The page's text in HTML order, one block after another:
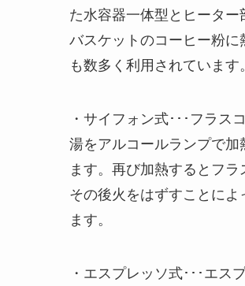
た水容器一体型とヒーター
バスケットのコーヒー粉
も数多く利用されています。
・サイフォン式･･･フラ
湯をアルコールランプで
ます。再び加熱するとフ
その後火をはずすことに
ます。
・エスプレッソ式･･･エ